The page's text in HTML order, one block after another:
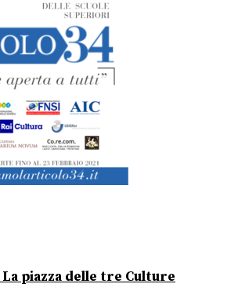
piazza delle tre Culture